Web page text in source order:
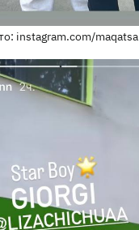
instagram.com/maqatsa